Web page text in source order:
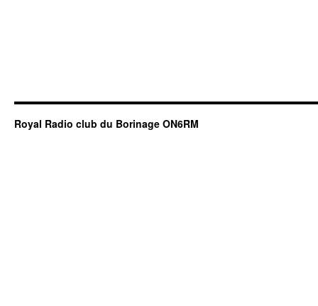
Royal Radio club du Borinage ON6RM